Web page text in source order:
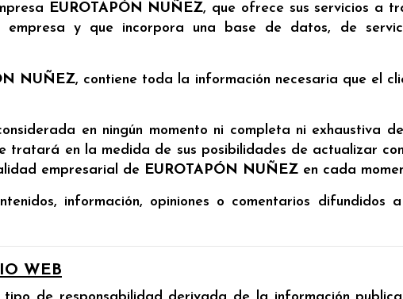
EUROTAPÓN NUÑEZ, que ofrece sus servicios a
y que incorpora una base de datos, de
NUÑEZ, contiene toda la información necesaria que el
en ningún momento ni completa ni exhaustiva
tratará en la medida de sus posibilidades de actualizar
empresarial de EUROTAPÓN NUÑEZ en cada
información, opiniones o comentarios
WEB